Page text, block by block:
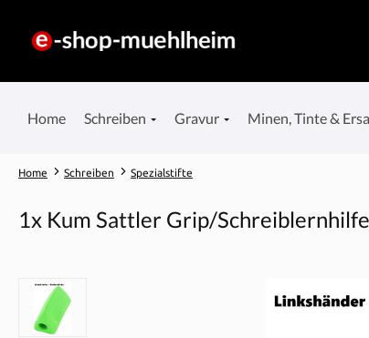
Home Schreiben Gravur Minen, Tinte &
Home Schreiben Spezialstifte
1x Kum Sattler Grip/
Bildergalerie überspringen